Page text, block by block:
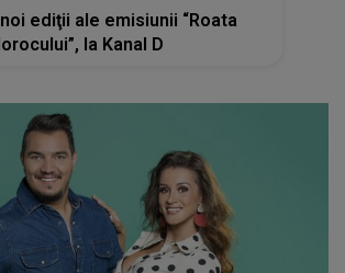
ediţii ale emisiunii “Roata
la Kanal D